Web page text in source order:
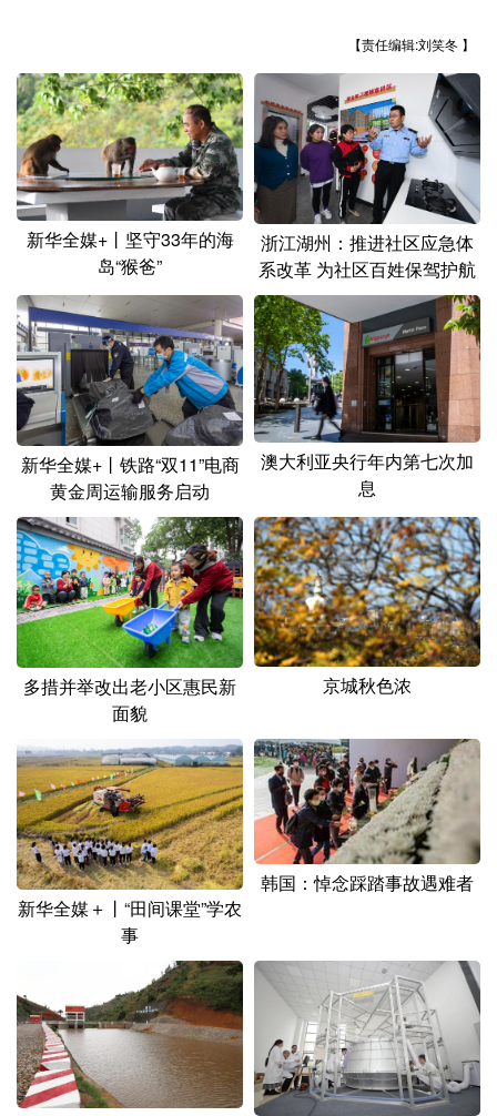
江苏
浙江 安徽 福建 江西
山东 河南 湖北 湖南
广东 广西 海南 重庆
四川 贵州 云南 西藏
青海 宁夏
新疆 内蒙古 黑龙江
多语种频道
English Español Français عربى
Русский язык
Deutsch Português
【责任编辑:刘笑冬 】
新华全媒+丨坚守33年的海
岛“猴爸”
浙江湖州：推进社区应急体
系改革 为社区百姓保驾护航
新华全媒+丨铁路“双11”电商
黄金周运输服务启动
澳大利亚央行年内第七次加
息
多措并举改出老小区惠民新
面貌
京城秋色浓
新华全媒＋丨“田间课堂”学农
事
韩国：悼念踩踏事故遇难者